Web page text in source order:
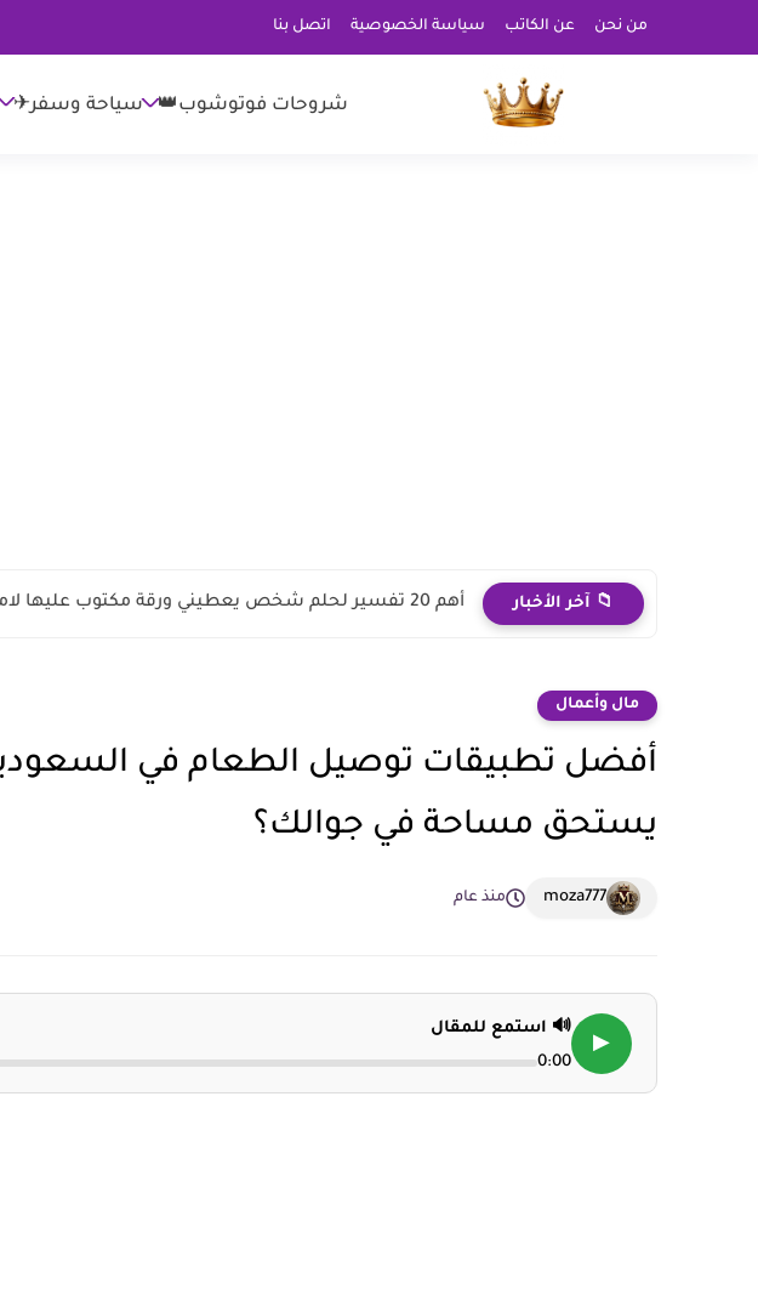
من نحن عن الكاتب سياسة الخصوصية اتصل بنا
شروحات فوتوشوب👑 سياحة وسفر✈
📁 آخر الأخبار أهم 20 تفسير لحلم شخص يعطيني ورقة مكتوب عليها لامرأة...
مال وأعمال
يستحق مساحة في جوالك؟
moza777 منذ عام
▶
🔊 استمع للمقال
0:00